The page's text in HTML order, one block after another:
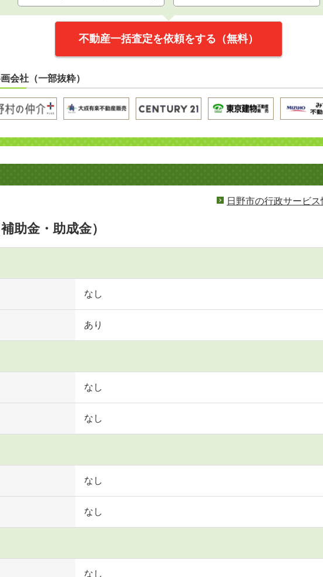
不動産一括査定を依頼をする（無料）
会社（一部抜粋）
日野市の行政サービス
助金・助成金）
なし
あり
なし
なし
なし
なし
なし